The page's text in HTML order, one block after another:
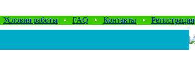
Условия работы • FAQ • Контакты • Регистрация